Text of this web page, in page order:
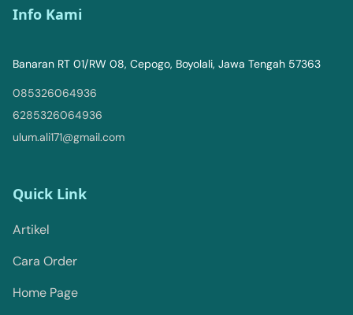
Info Kami
Banaran RT 01/RW 08, Cepogo, Boyolali, Jawa Tengah 57363
085326064936
6285326064936
ulum.ali171@gmail.com
Quick Link
Artikel
Cara Order
Home Page